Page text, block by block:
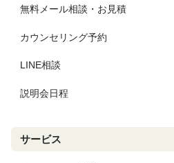
無料メール相談・お見積
カウンセリング予約
LINE相談
説明会日程
サービス